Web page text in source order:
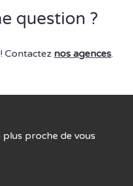
question ?
Contactez nos agences.
plus proche de vous